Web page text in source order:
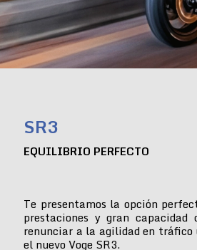
SR3
EQUILIBRIO PERFECTO
Te presentamos la opción
prestaciones y gran
renunciar a la agilidad en tráfico
el nuevo Voge SR3.